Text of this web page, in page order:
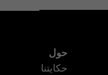
حول
حكايتنا